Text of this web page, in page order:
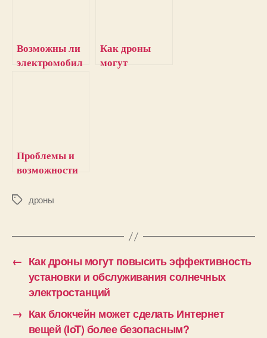
Возможны ли
электромобил
Как дроны
могут
Проблемы и
возможности
станции
М
к
дроны
← Как дроны могут повысить эффективность
установки и обслуживания солнечных
электростанций
→ Как блокчейн может сделать Интернет
вещей (IoT) более безопасным?